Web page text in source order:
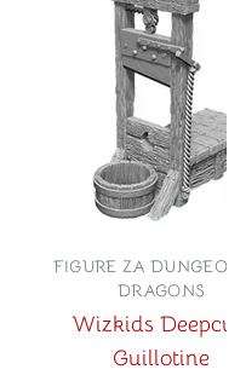
Wizkids
Guillotine
FIGURE ZA
DRAGONS